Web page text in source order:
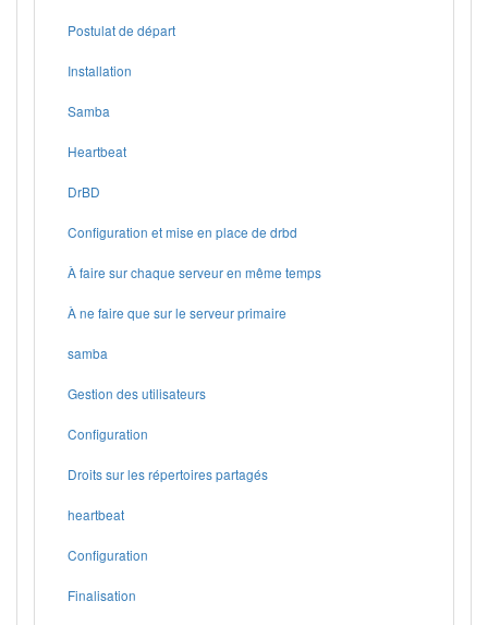
Postulat de départ
Installation
Samba
Heartbeat
DrBD
Configuration et mise en place de drbd
À faire sur chaque serveur en même temps
À ne faire que sur le serveur primaire
samba
Gestion des utilisateurs
Configuration
Droits sur les répertoires partagés
heartbeat
Configuration
Finalisation